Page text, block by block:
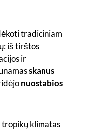
tradiciniam
iš tirštos
ir
skanus
nuostabios
tropikų klimatas